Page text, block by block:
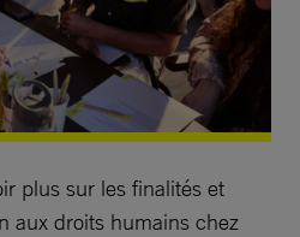
plus sur les finalités et
aux droits humains chez